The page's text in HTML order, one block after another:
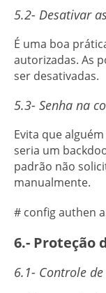
5.2- Desativar
É uma boa
autorizadas. As
ser desativadas.
5.3- Senha na
Evita que
seria um
padrão não
manualmente.
# config authen
6.- Proteção
6.1- Controle